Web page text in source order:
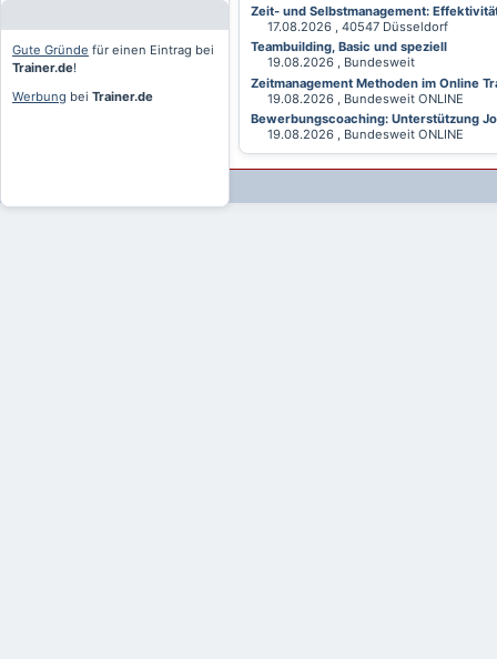
Gute Gründe für einen Eintrag bei
Trainer.de!
Werbung bei Trainer.de
Zeit- und Selbstmanagement:
17.08.2026 , 40547 Düsseldorf
Teambuilding, Basic und speziell
19.08.2026 , Bundesweit
Zeitmanagement Methoden im Online
19.08.2026 , Bundesweit ONLINE
Bewerbungscoaching: Unterstützung
19.08.2026 , Bundesweit ONLINE